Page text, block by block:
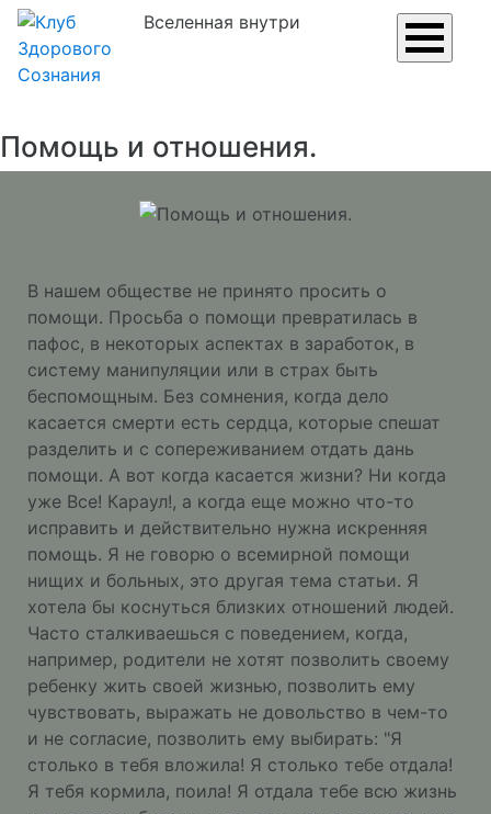
Вселенная внутри
Помощь и отношения.
В нашем обществе не принято просить о
помощи. Просьба о помощи превратилась в
пафос, в некоторых аспектах в заработок, в
систему манипуляции или в страх быть
беспомощным. Без сомнения, когда дело
касается смерти есть сердца, которые спешат
разделить и с сопереживанием отдать дань
помощи. А вот когда касается жизни? Ни когда
уже Все! Караул!, а когда еще можно что-то
исправить и действительно нужна искренняя
помощь. Я не говорю о всемирной помощи
нищих и больных, это другая тема статьи. Я
хотела бы коснуться близких отношений людей.
Часто сталкиваешься с поведением, когда,
например, родители не хотят позволить своему
ребенку жить своей жизнью, позволить ему
чувствовать, выражать не довольство в чем-то
и не согласие, позволить ему выбирать: "Я
столько в тебя вложила! Я столько тебе отдала!
Я тебя кормила, поила! Я отдала тебе всю жизнь